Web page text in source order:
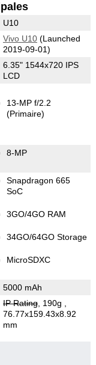
U10
Vivo U10(Launched
2019-09-01)
6.35" 1544x720 IPS
LCD
13-MP f/2.2
(Primaire)
8-MP
Snapdragon 665
SoC
3GO/4GO RAM
34GO/64GO Storage
MicroSDXC
5000 mAh
IP Rating, 190g
76.77x159.43x8.92
mm